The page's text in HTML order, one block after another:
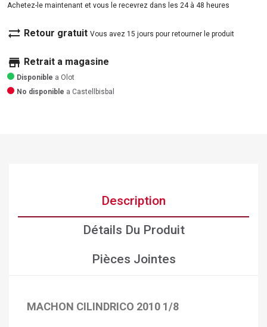
Achetez-le maintenant et vous le recevrez dans les 24 à 48 heures
sync_alt Retour gratuit Vous avez 15 jours pour retourner le produit
store Retrait a magasine
Disponible a Olot
No disponible a Castellbisbal
Description
Détails Du Produit
Pièces Jointes
MACHON CILINDRICO 2010 1/8